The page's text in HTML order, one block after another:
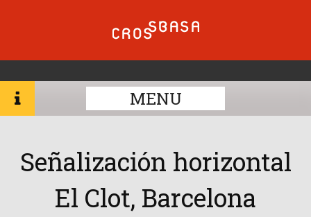
MENU
Señalización horizontal
El Clot, Barcelona